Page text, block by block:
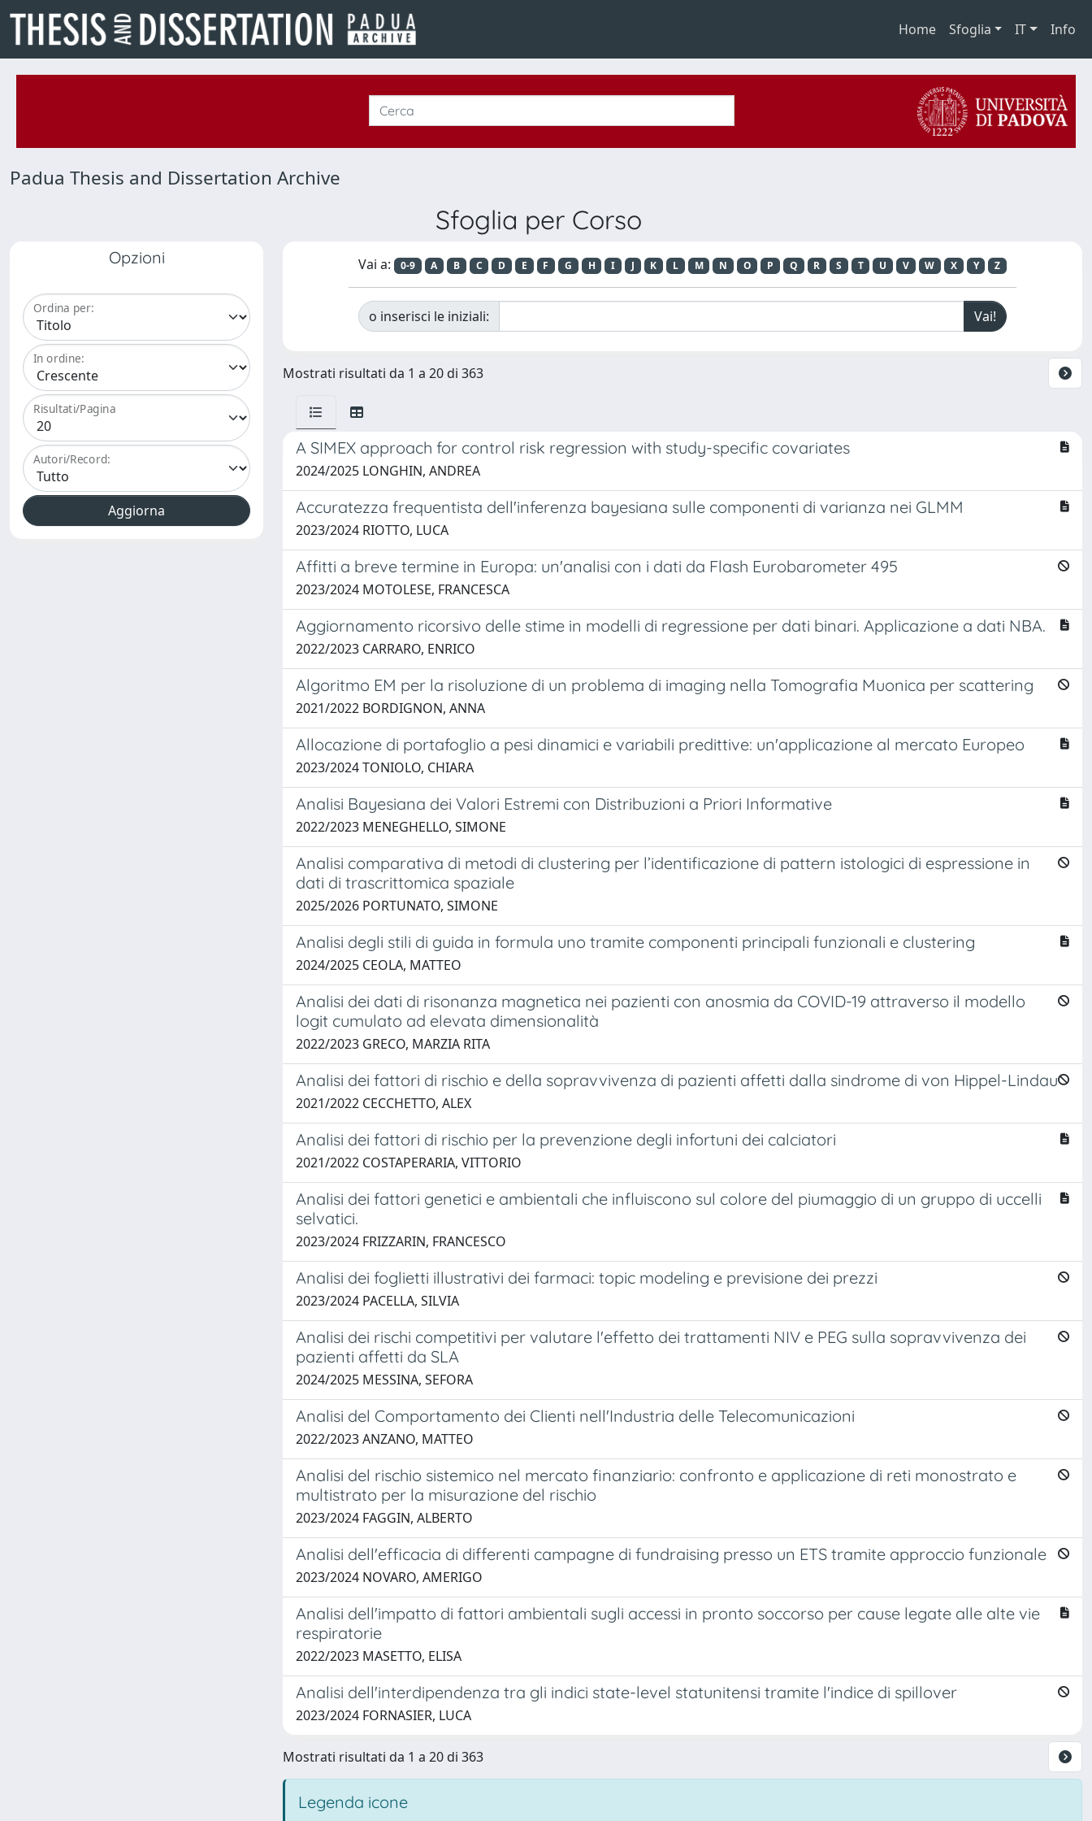
Home Sfoglia IT Info
Padua Thesis and Dissertation Archive
Sfoglia per Corso
Opzioni
Ordina per:
In ordine:
Risultati/Pagina
Autori/Record:
Vai a: 0-9 A B C D E F G H I J K L M N O P Q R S T U V W X Y Z
o inserisci le iniziali:
Mostrati risultati da 1 a 20 di 363
A SIMEX approach for control risk regression with study-specific covariates
2024/2025 LONGHIN, ANDREA
Accuratezza frequentista dell'inferenza bayesiana sulle componenti di varianza nei GLMM
2023/2024 RIOTTO, LUCA
Affitti a breve termine in Europa: un'analisi con i dati da Flash Eurobarometer 495
2023/2024 MOTOLESE, FRANCESCA
Aggiornamento ricorsivo delle stime in modelli di regressione per dati binari. Applicazione a dati NBA.
2022/2023 CARRARO, ENRICO
Algoritmo EM per la risoluzione di un problema di imaging nella Tomografia Muonica per scattering
2021/2022 BORDIGNON, ANNA
Allocazione di portafoglio a pesi dinamici e variabili predittive: un'applicazione al mercato Europeo
2023/2024 TONIOLO, CHIARA
Analisi Bayesiana dei Valori Estremi con Distribuzioni a Priori Informative
2022/2023 MENEGHELLO, SIMONE
Analisi comparativa di metodi di clustering per l’identificazione di pattern istologici di espressione in
dati di trascrittomica spaziale
2025/2026 PORTUNATO, SIMONE
Analisi degli stili di guida in formula uno tramite componenti principali funzionali e clustering
2024/2025 CEOLA, MATTEO
Analisi dei dati di risonanza magnetica nei pazienti con anosmia da COVID-19 attraverso il modello
logit cumulato ad elevata dimensionalità
2022/2023 GRECO, MARZIA RITA
Analisi dei fattori di rischio e della sopravvivenza di pazienti affetti dalla sindrome di von Hippel-Lindau
2021/2022 CECCHETTO, ALEX
Analisi dei fattori di rischio per la prevenzione degli infortuni dei calciatori
2021/2022 COSTAPERARIA, VITTORIO
Analisi dei fattori genetici e ambientali che influiscono sul colore del piumaggio di un gruppo di uccelli
selvatici.
2023/2024 FRIZZARIN, FRANCESCO
Analisi dei foglietti illustrativi dei farmaci: topic modeling e previsione dei prezzi
2023/2024 PACELLA, SILVIA
Analisi dei rischi competitivi per valutare l'effetto dei trattamenti NIV e PEG sulla sopravvivenza dei
pazienti affetti da SLA
2024/2025 MESSINA, SEFORA
Analisi del Comportamento dei Clienti nell'Industria delle Telecomunicazioni
2022/2023 ANZANO, MATTEO
Analisi del rischio sistemico nel mercato finanziario: confronto e applicazione di reti monostrato e
multistrato per la misurazione del rischio
2023/2024 FAGGIN, ALBERTO
Analisi dell'efficacia di differenti campagne di fundraising presso un ETS tramite approccio funzionale
2023/2024 NOVARO, AMERIGO
Analisi dell'impatto di fattori ambientali sugli accessi in pronto soccorso per cause legate alle alte vie
respiratorie
2022/2023 MASETTO, ELISA
Analisi dell'interdipendenza tra gli indici state-level statunitensi tramite l'indice di spillover
2023/2024 FORNASIER, LUCA
Mostrati risultati da 1 a 20 di 363
Legenda icone